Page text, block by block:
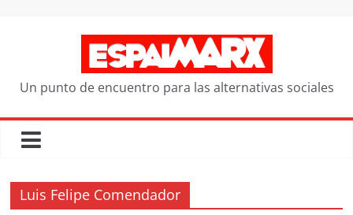
Un punto de encuentro para las alternativas sociales
Luis Felipe Comendador